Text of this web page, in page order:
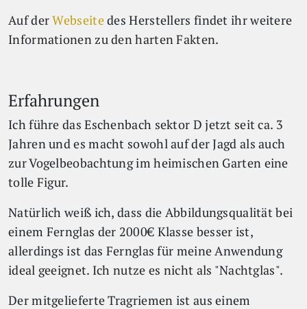
Auf derWebseitedes Herstellers findet ihr weitere
Informationen zu den harten Fakten.
Erfahrungen
Ich führe das Eschenbach sektor D jetzt seit ca. 3
Jahren und es macht sowohl auf der Jagd als auch
zur Vogelbeobachtung im heimischen Garten eine
tolle Figur.
Natürlich weiß ich, dass die Abbildungsqualität bei
einem Fernglas der 2000€ Klasse besser ist,
allerdings ist das Fernglas für meine Anwendung
ideal geeignet. Ich nutze es nicht als "Nachtglas".
Der mitgelieferte Tragriemen ist aus einem